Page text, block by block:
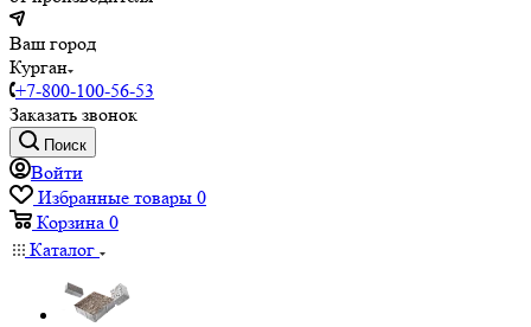
Ваш город
Курган
+7-800-100-56-53
Заказать звонок
Поиск
Войти
Избранные товары 0
Корзина 0
Каталог